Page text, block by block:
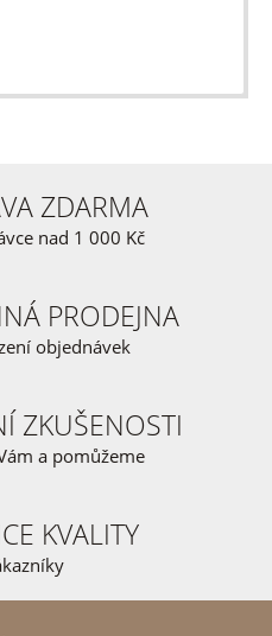
ZDARMA
nad 1 000 Kč
PRODEJNA
objednávek
ZKUŠENOSTI
a pomůžeme
KVALITY